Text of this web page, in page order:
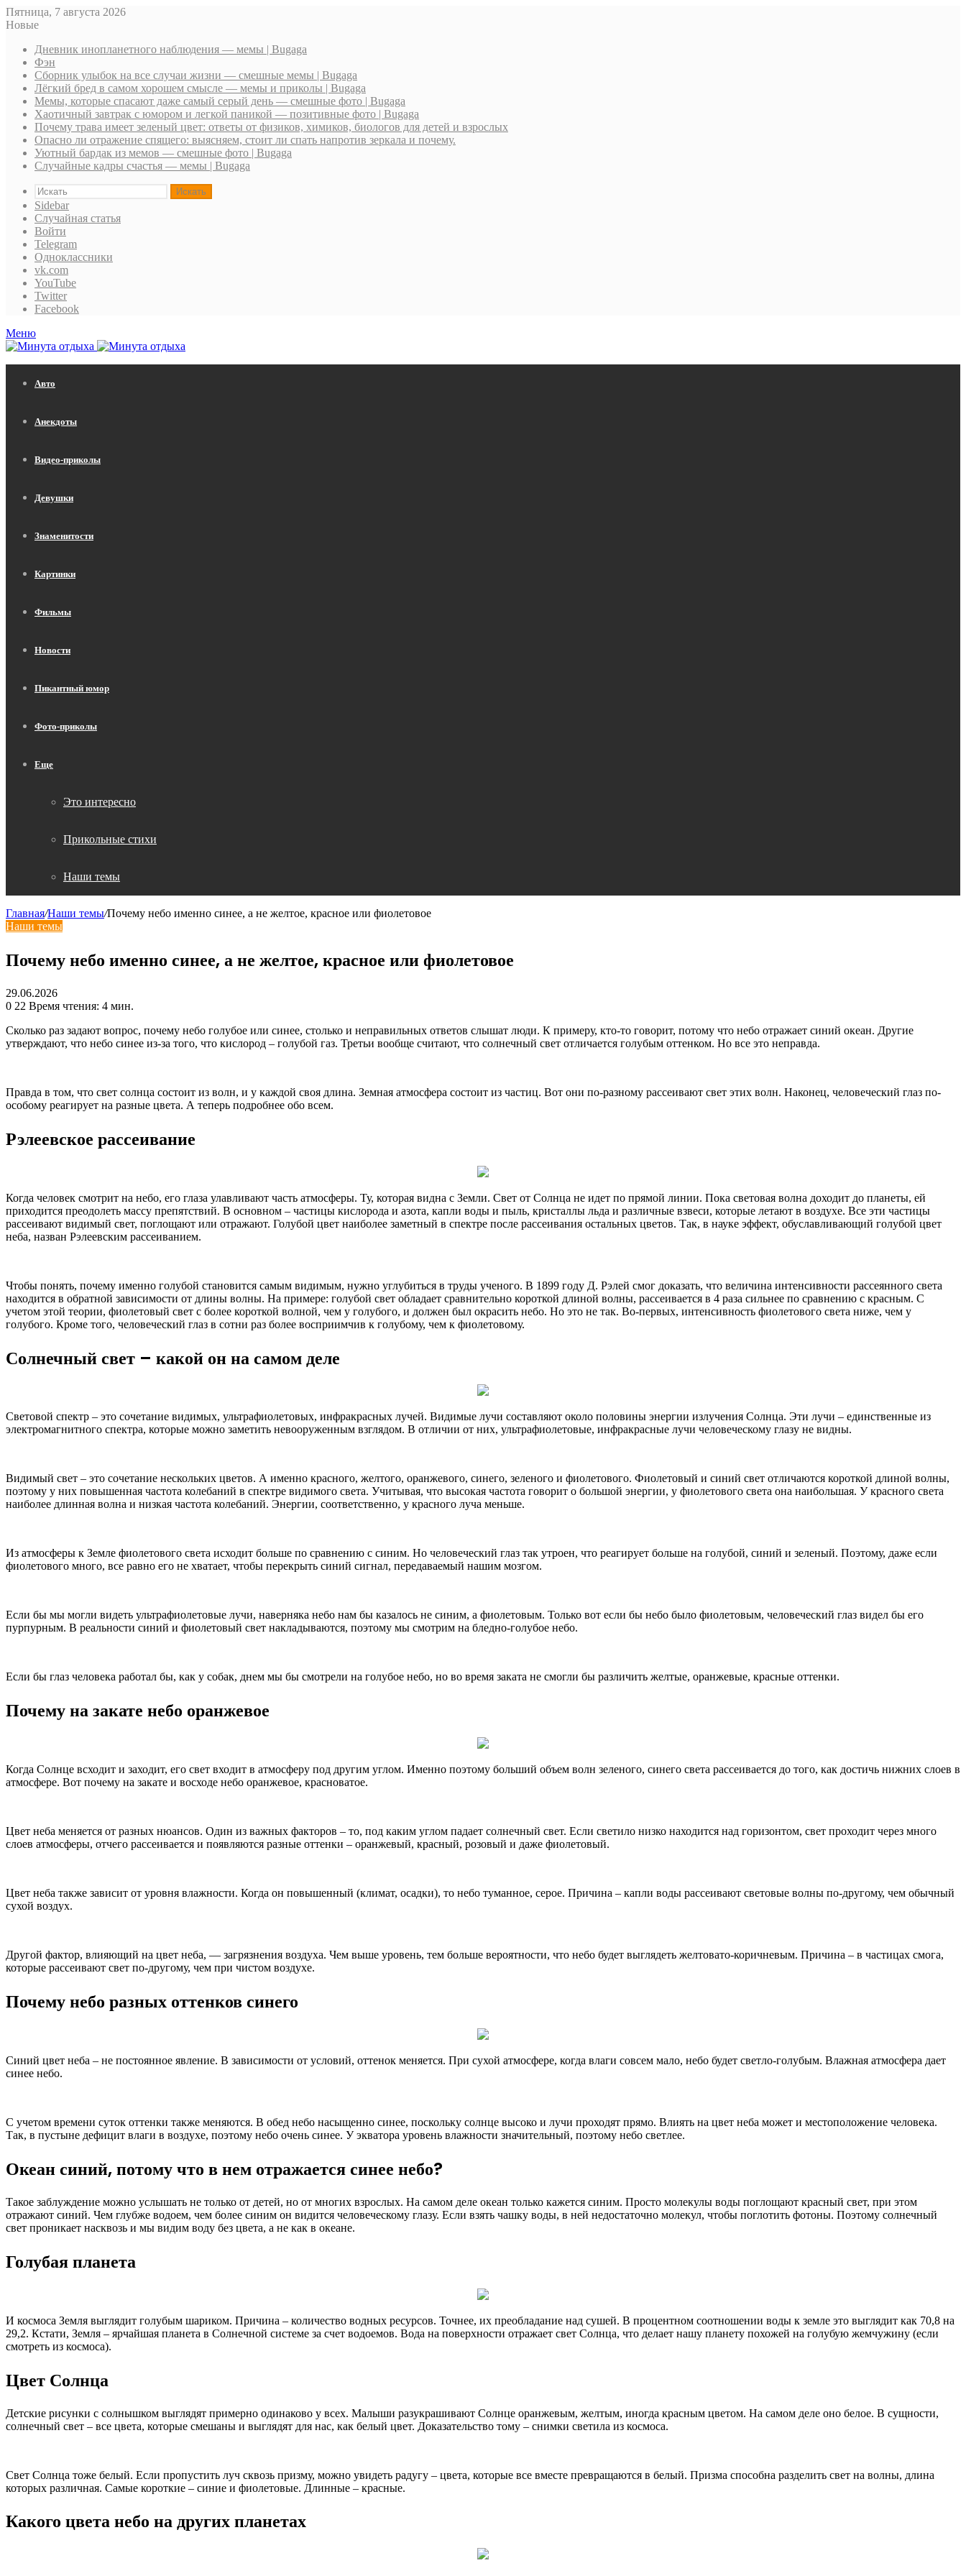
Пятница, 7 августа 2026
Новые
Дневник инопланетного наблюдения — мемы | Bugaga
Фэн
Сборник улыбок на все случаи жизни — смешные мемы | Bugaga
Лёгкий бред в самом хорошем смысле — мемы и приколы | Bugaga
Мемы, которые спасают даже самый серый день — смешные фото | Bugaga
Хаотичный завтрак с юмором и легкой паникой — позитивные фото | Bugaga
Почему трава имеет зеленый цвет: ответы от физиков, химиков, биологов для детей и взрослых
Опасно ли отражение спящего: выясняем, стоит ли спать напротив зеркала и почему.
Уютный бардак из мемов — смешные фото | Bugaga
Случайные кадры счастья — мемы | Bugaga
Искать
Sidebar
Случайная статья
Войти
Telegram
Одноклассники
vk.com
YouTube
Twitter
Facebook
Меню
Авто
Анекдоты
Видео-приколы
Девушки
Знаменитости
Картинки
Фильмы
Новости
Пикантный юмор
Фото-приколы
Еще
Это интересно
Прикольные стихи
Наши темы
Главная/Наши темы/Почему небо именно синее, а не желтое, красное или фиолетовое
Наши темы
Почему небо именно синее, а не желтое, красное или фиолетовое
29.06.2026
0 22 Время чтения: 4 мин.
Сколько раз задают вопрос, почему небо голубое или синее, столько и неправильных ответов слышат люди. К примеру, кто-то говорит, потому что небо отражает синий океан. Другие
утверждают, что небо синее из-за того, что кислород – голубой газ. Третьи вообще считают, что солнечный свет отличается голубым оттенком. Но все это неправда.
Правда в том, что свет солнца состоит из волн, и у каждой своя длина. Земная атмосфера состоит из частиц. Вот они по-разному рассеивают свет этих волн. Наконец, человеческий глаз по-
особому реагирует на разные цвета. А теперь подробнее обо всем.
Рэлеевское рассеивание
Когда человек смотрит на небо, его глаза улавливают часть атмосферы. Ту, которая видна с Земли. Свет от Солнца не идет по прямой линии. Пока световая волна доходит до планеты, ей
приходится преодолеть массу препятствий. В основном – частицы кислорода и азота, капли воды и пыль, кристаллы льда и различные взвеси, которые летают в воздухе. Все эти частицы
рассеивают видимый свет, поглощают или отражают. Голубой цвет наиболее заметный в спектре после рассеивания остальных цветов. Так, в науке эффект, обуславливающий голубой цвет
неба, назван Рэлеевским рассеиванием.
Чтобы понять, почему именно голубой становится самым видимым, нужно углубиться в труды ученого. В 1899 году Д. Рэлей смог доказать, что величина интенсивности рассеянного света
находится в обратной зависимости от длины волны. На примере: голубой свет обладает сравнительно короткой длиной волны, рассеивается в 4 раза сильнее по сравнению с красным. С
учетом этой теории, фиолетовый свет с более короткой волной, чем у голубого, и должен был окрасить небо. Но это не так. Во-первых, интенсивность фиолетового света ниже, чем у
голубого. Кроме того, человеческий глаз в сотни раз более восприимчив к голубому, чем к фиолетовому.
Солнечный свет – какой он на самом деле
Световой спектр – это сочетание видимых, ультрафиолетовых, инфракрасных лучей. Видимые лучи составляют около половины энергии излучения Солнца. Эти лучи – единственные из
электромагнитного спектра, которые можно заметить невооруженным взглядом. В отличии от них, ультрафиолетовые, инфракрасные лучи человеческому глазу не видны.
Видимый свет – это сочетание нескольких цветов. А именно красного, желтого, оранжевого, синего, зеленого и фиолетового. Фиолетовый и синий свет отличаются короткой длиной волны,
поэтому у них повышенная частота колебаний в спектре видимого света. Учитывая, что высокая частота говорит о большой энергии, у фиолетового света она наибольшая. У красного света
наиболее длинная волна и низкая частота колебаний. Энергии, соответственно, у красного луча меньше.
Из атмосферы к Земле фиолетового света исходит больше по сравнению с синим. Но человеческий глаз так утроен, что реагирует больше на голубой, синий и зеленый. Поэтому, даже если
фиолетового много, все равно его не хватает, чтобы перекрыть синий сигнал, передаваемый нашим мозгом.
Если бы мы могли видеть ультрафиолетовые лучи, наверняка небо нам бы казалось не синим, а фиолетовым. Только вот если бы небо было фиолетовым, человеческий глаз видел бы его
пурпурным. В реальности синий и фиолетовый свет накладываются, поэтому мы смотрим на бледно-голубое небо.
Если бы глаз человека работал бы, как у собак, днем мы бы смотрели на голубое небо, но во время заката не смогли бы различить желтые, оранжевые, красные оттенки.
Почему на закате небо оранжевое
Когда Солнце всходит и заходит, его свет входит в атмосферу под другим углом. Именно поэтому больший объем волн зеленого, синего света рассеивается до того, как достичь нижних слоев в
атмосфере. Вот почему на закате и восходе небо оранжевое, красноватое.
Цвет неба меняется от разных нюансов. Один из важных факторов – то, под каким углом падает солнечный свет. Если светило низко находится над горизонтом, свет проходит через много
слоев атмосферы, отчего рассеивается и появляются разные оттенки – оранжевый, красный, розовый и даже фиолетовый.
Цвет неба также зависит от уровня влажности. Когда он повышенный (климат, осадки), то небо туманное, серое. Причина – капли воды рассеивают световые волны по-другому, чем обычный
сухой воздух.
Другой фактор, влияющий на цвет неба, — загрязнения воздуха. Чем выше уровень, тем больше вероятности, что небо будет выглядеть желтовато-коричневым. Причина – в частицах смога,
которые рассеивают свет по-другому, чем при чистом воздухе.
Почему небо разных оттенков синего
Синий цвет неба – не постоянное явление. В зависимости от условий, оттенок меняется. При сухой атмосфере, когда влаги совсем мало, небо будет светло-голубым. Влажная атмосфера дает
синее небо.
С учетом времени суток оттенки также меняются. В обед небо насыщенно синее, поскольку солнце высоко и лучи проходят прямо. Влиять на цвет неба может и местоположение человека.
Так, в пустыне дефицит влаги в воздухе, поэтому небо очень синее. У экватора уровень влажности значительный, поэтому небо светлее.
Океан синий, потому что в нем отражается синее небо?
Такое заблуждение можно услышать не только от детей, но от многих взрослых. На самом деле океан только кажется синим. Просто молекулы воды поглощают красный свет, при этом
отражают синий. Чем глубже водоем, чем более синим он видится человеческому глазу. Если взять чашку воды, в ней недостаточно молекул, чтобы поглотить фотоны. Поэтому солнечный
свет проникает насквозь и мы видим воду без цвета, а не как в океане.
Голубая планета
И космоса Земля выглядит голубым шариком. Причина – количество водных ресурсов. Точнее, их преобладание над сушей. В процентном соотношении воды к земле это выглядит как 70,8 на
29,2. Кстати, Земля – ярчайшая планета в Солнечной системе за счет водоемов. Вода на поверхности отражает свет Солнца, что делает нашу планету похожей на голубую жемчужину (если
смотреть из космоса).
Цвет Солнца
Детские рисунки с солнышком выглядят примерно одинаково у всех. Малыши разукрашивают Солнце оранжевым, желтым, иногда красным цветом. На самом деле оно белое. В сущности,
солнечный свет – все цвета, которые смешаны и выглядят для нас, как белый цвет. Доказательство тому – снимки светила из космоса.
Свет Солнца тоже белый. Если пропустить луч сквозь призму, можно увидеть радугу – цвета, которые все вместе превращаются в белый. Призма способна разделить свет на волны, длина
которых различная. Самые короткие – синие и фиолетовые. Длинные – красные.
Какого цвета небо на других планетах